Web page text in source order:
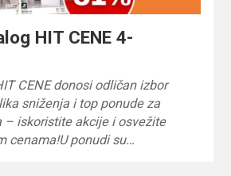
HIT CENE 4-
CENE donosi odličan izbor
sniženja i top ponude za
– iskoristite akcije i osvežite
cenama!U ponudi su…